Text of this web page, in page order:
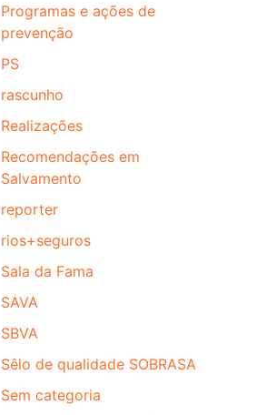
Programas e ações de
prevenção
PS
rascunho
Realizações
Recomendações em
Salvamento
reporter
rios+seguros
Sala da Fama
SAVA
SBVA
Sêlo de qualidade SOBRASA
Sem categoria